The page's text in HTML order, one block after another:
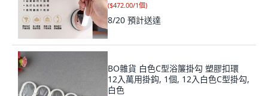
($472.00/1個)
8/20 預計送達
BO雜貨 白色C型浴簾掛勾 塑膠扣環
12入萬用掛鈎, 1個, 12入白色C型掛勾,
白色